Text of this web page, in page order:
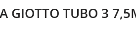
GIOTTO TUBO 3